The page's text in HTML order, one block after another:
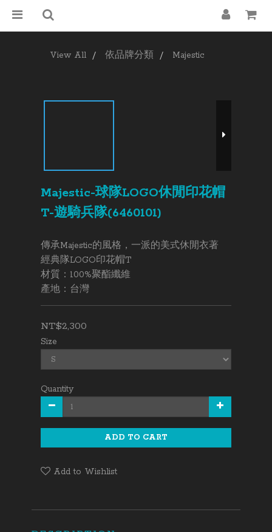
View All 依品牌分類 Majestic
Majestic-球隊LOGO休閒印花帽
T-遊騎兵隊(6460101)
傳承Majestic的風格，一派的美式休閒衣著
經典隊LOGO印花帽T
材質：100%聚酯纖維
產地：台灣
NT$2,300
Size
Quantity
ADD TO CART
Add to Wishlist